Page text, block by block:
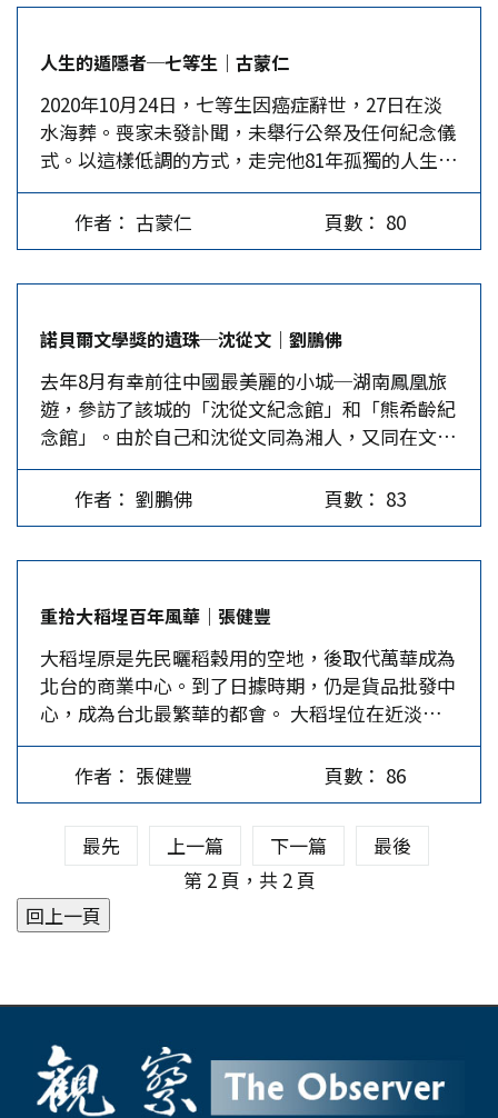
問題是兩岸、日本與美國四方之間的角力，大陸自
2012年後態度趨於強硬，主要是因為GDP超越了
日本，實力增強不少，我們在釣魚台問題上不必像
70年代那麼委屈；未來10年大陸的GDP會超越美
國，外交上會出現嶄新的局面。錢永祥則表示，當
年保釣運動喚醒了台灣新世代的社會參與，有開路
的效用，年輕一代應繼續關注釣魚台所牽涉的漁民
生計。…
能裝填3具彈道飛彈發射筒和多枚輕/重型魚雷，戰
力驚人。 此外，北韓還展出新型單兵裝備、防空
飛彈系統、新型主戰車(MBT)、自走榴砲車、中/
長程火箭砲車等武器。據信，中、俄兩國除了檯面
下金援北韓之外，也擴大軍事技術交流合作。因
此，北韓的軍事設備更新速度之快，讓許多專家跌
破眼鏡。（請參附表）…
架F-5的造價僅75.6萬美元，成為冷戰時期親美國
家採購的機型，也成為自由世界空軍的標準配備。
型號分為A、B、E、F等構型，台灣所使用的型號
為F-5E/F、RF-5戰機，部署於台東志航基地，其
中後者為「偵照機」。 大致上，F-5機身總長約15
公尺、寬約8公尺，發動機以奇異公司的J85-GE-
21渦輪噴射引擎為主，兩具發動機最大後燃推力約
為9,800磅，作戰半徑約220公里，最大航程可達
離，單座戰機的機首以裝載2門20mm的M39A2機
砲為主，共攜帶1280發子彈，雙座機則將其拆除。
機翼兩端以掛載空對空飛彈為主，其餘的掛彈點以
炸彈、火箭彈、油氣彈等為主，依照機身的設計，
F-5戰機於執行對地攻擊、近距離空戰時最能發揮
作戰能力，雖然晚近美方有升級機身雷達來增加空
戰的距離與效能，但總體來說，F-5戰機仍以近
戰、對地攻擊、訓練等任務為主。…
人生的遁隱者─七等生｜古蒙仁
2020年10月24日，七等生因癌症辭世，27日在淡
水海葬。喪家未發訃聞，未舉行公祭及任何紀念儀
式。以這樣低調的方式，走完他81年孤獨的人生，
也為他一生扮演的「遁隱者」的角色，做了最忠
實、貼切的詮釋。 自從2003年七等生宣布封筆，
淡出文壇後，確實從此銷聲匿跡。17年後，他的名
滿了各種追思、懷念他的文章，讓人不禁喟嘆，又
一顆文學巨星隕落，以及一個文學世代的消失。
從世俗的觀點來看，他的一生平淡無奇，出生在苗
栗濱海的通霄小鎮，在這個偏鄉當了一輩子的小學
教師，課餘寫點文章，賺點稿費補貼家用，也能畫
畫，彈奏樂器自娛，一如那個年代絕大多數的公教
人員，生活清苦，勉強度日。可是他的內心卻是苦
悶的，懷才不遇，有志難伸，因而離群索居，追求
年，七等生年方23歲，在「聯副」上發表了第一篇
作品〈失業、撲克、炸魷魚〉。雖然只有3,000多
字，且毫無故事情節，難以歸類為短篇小說或散
文，卻因充滿了虛無和頹廢的基調，具有現代主義
的隱晦精神，因而被視為現代小說的實驗之作，很
快就受到同世代青年作家的注意，並援引為同一文
學陣營的伙伴。…
作者： 古蒙仁 頁數： 80
諾貝爾文學獎的遺珠─沈從文｜劉鵬佛
去年8月有幸前往中國最美麗的小城─湖南鳳凰旅
遊，參訪了該城的「沈從文紀念館」和「熊希齡紀
念館」。由於自己和沈從文同為湘人，又同在文教
界工作，想到他能以小學畢業水準，憑著苦學成功
而到北京大學教書，並且差一點得到諾貝爾文學
獎，心中充滿欽佩之情。 多年前，曾擔任諾貝爾
世。經過他的大力推薦，1987年，時年85歲的沈
從文已兩次被提名為諾貝爾文學獎候選人，當時世
界各國的沈從文研究專家和記者紛紛造訪，都說沈
從文將於次年獲獎。不巧的是，沈從文在1988年
10月頒獎前的5月10日病逝，中國就此失去了原本
已到手的諾貝爾文學獎，也令喜愛沈從文作品的讀
者深感造化弄人，徒留人間憾事。 沈從文生平事
略 (一)早年歲月。沈從文原名岳煥，字崇文，據說
有一位軍法官看他寫舊體詩頗有「唐味」，而說他
「煥乎其有文」，因此改名「從文」。他也曾以
「窄而霉齋主人」等筆名寫過50本書。 沈從文生
在湖南省鳳凰縣（舊稱鎮簞城）的軍人世家，祖父
沈宏富是漢人，曾參加曾國藩領導的湘軍，升官至
較大。外祖父黃河清是清朝貢生，曾辦理鳳凰第一
所郵局和照相館，舅舅黃鏡銘曾到北京幫熊希齡總
理管理房產。沈從文在家中男兒排行第二，又稱
作者： 劉鵬佛 頁數： 83
重拾大稻埕百年風華｜張健豐
大稻埕原是先民曬稻穀用的空地，後取代萬華成為
北台的商業中心。到了日據時期，仍是貨品批發中
心，成為台北最繁華的都會。 大稻埕位在近淡水
河濱一帶，今屬台北市大同區南段。2020年晚秋，
筆者進行一趟台北大稻埕之旅。其中最吸引筆者的
就是超過百年歷史的老街─迪化街(一段)，這裡有
活躍的布料批發業、中藥行、南北貨行，還有精美
的老建築和各種老行業等。 回顧1977年的都市計
畫中，迪化街從原先約5公尺寬開拓為20公尺寬的
大道，讓迪化街原有的歷史意義和獨特的建築、商
業活動蕩然無存。所幸當時藉由大眾傳播報導及民
化街一段在清代是由中街、南街、尾街（中北街、
普願街和杜厝街的總稱）所構成，它的興起和大稻
埕的發展息息相關。清咸豐元年(1851)，由林藍田
作者： 張健豐 頁數： 86
最先 上一篇 下一篇
最後
第 2 頁，共 2 頁